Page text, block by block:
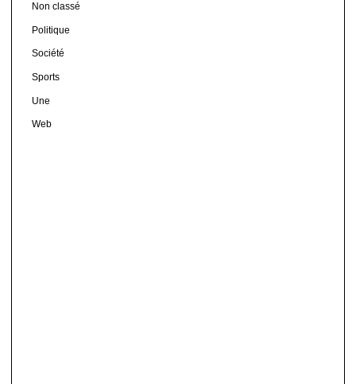
Non classé
Politique
Société
Sports
Une
Web